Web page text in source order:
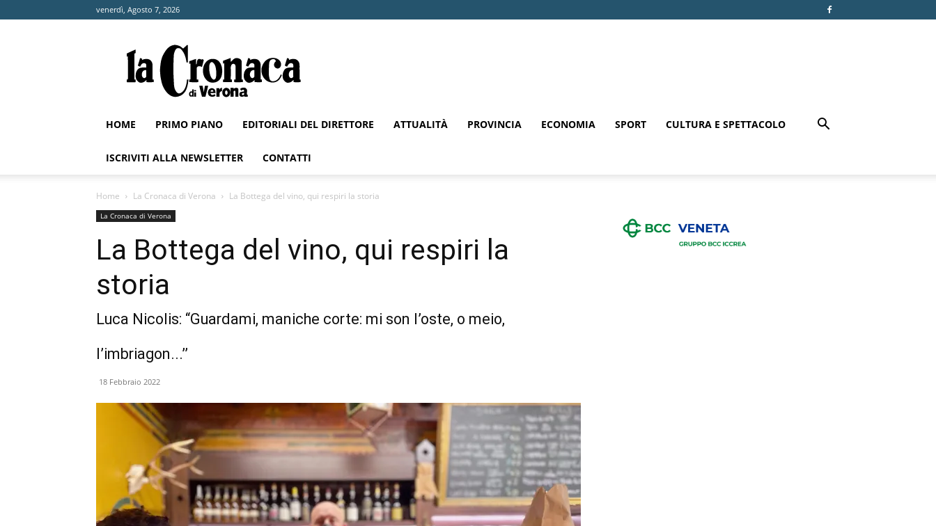
venerdì, Agosto 7, 2026
Cronaca
di
Verona
HOME PRIMO PIANO EDITORIALI DEL DIRETTORE ATTUALITÀ PROVINCIA ECONOMIA SPORT CULTURA E SPETTACOLO
ISCRIVITI ALLA NEWSLETTER CONTATTI
Home La Cronaca di Verona La Bottega del vino, qui respiri la storia
La Cronaca di Verona
La Bottega del vino, qui respiri la
storia
Luca Nicolis: “Guardami, maniche corte: mi son l’oste, o meio,
l’imbriagon...’’
18 Febbraio 2022